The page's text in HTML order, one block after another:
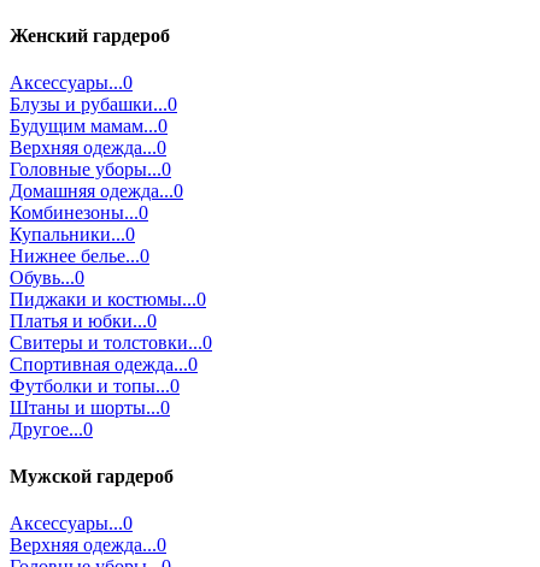
Женский гардероб
Аксессуары...0
Блузы и рубашки...0
Будущим мамам...0
Верхняя одежда...0
Головные уборы...0
Домашняя одежда...0
Комбинезоны...0
Купальники...0
Нижнее белье...0
Обувь...0
Пиджаки и костюмы...0
Платья и юбки...0
Свитеры и толстовки...0
Спортивная одежда...0
Футболки и топы...0
Штаны и шорты...0
Другое...0
Мужской гардероб
Аксессуары...0
Верхняя одежда...0